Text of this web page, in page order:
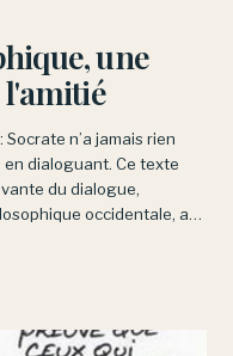
une
n’a jamais rien
dialoguant. Ce texte
du dialogue,
occidentale, a